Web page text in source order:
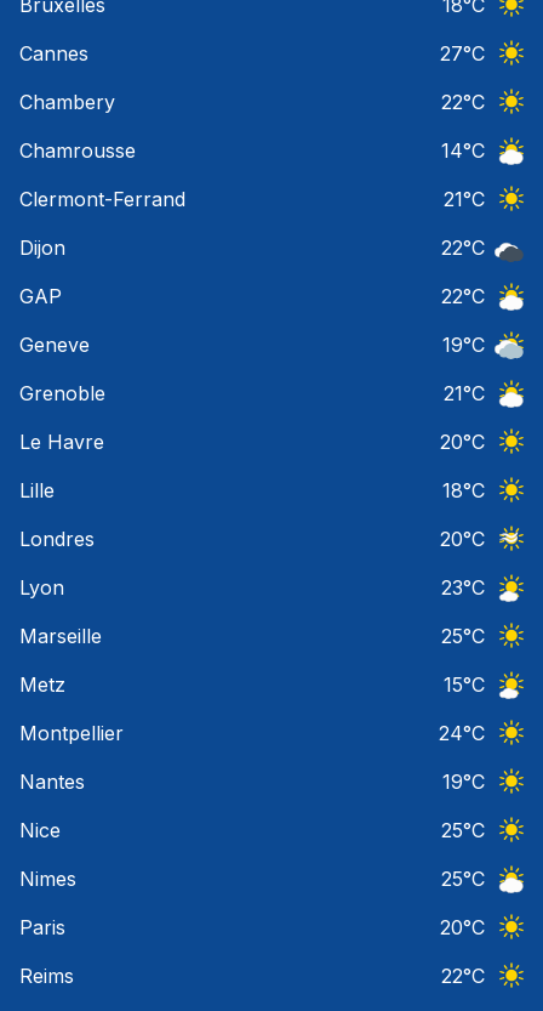
Bruxelles
18°C
Cannes
27°C
Chambery
22°C
Chamrousse
14°C
Clermont-Ferrand
21°C
Dijon
22°C
GAP
22°C
Geneve
19°C
Grenoble
21°C
Le Havre
20°C
Lille
18°C
Londres
20°C
Lyon
23°C
Marseille
25°C
Metz
15°C
Montpellier
24°C
Nantes
19°C
Nice
25°C
Nimes
25°C
Paris
20°C
Reims
22°C